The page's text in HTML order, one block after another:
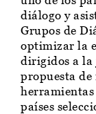
diálogo y
Grupos de
optimizar la
dirigidos a la
propuesta de
países